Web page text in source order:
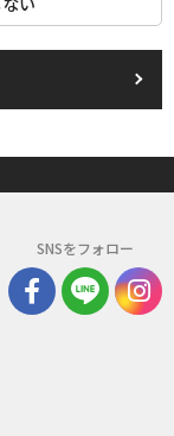
果たすために、次
いの改善に努めま
を取り扱うように要
て通知または公表
めに必要な 対策を
の開示、訂正、削
をもって対応いたし
扱いをいたします。
SNSをフォロー